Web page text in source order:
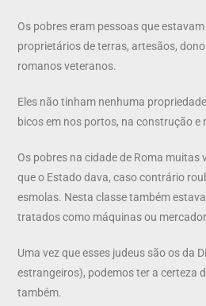
Os pobres eram pessoas que
proprietários de terras, artesãos,
romanos veteranos.
Eles não tinham nenhuma
bicos em nos portos, na construção e
Os pobres na cidade de Roma muitas
que o Estado dava, caso contrário
esmolas. Nesta classe também
tratados como máquinas ou
Uma vez que esses judeus são os da
estrangeiros), podemos ter a certeza
também.